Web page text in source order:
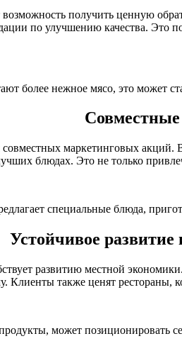
получить ценную
по улучшению качества.
более нежное мясо, это может
маркетинговых
блюдах. Это не только
специальные блюда,
Устойчивое
развитию местной
Клиенты также ценят
может